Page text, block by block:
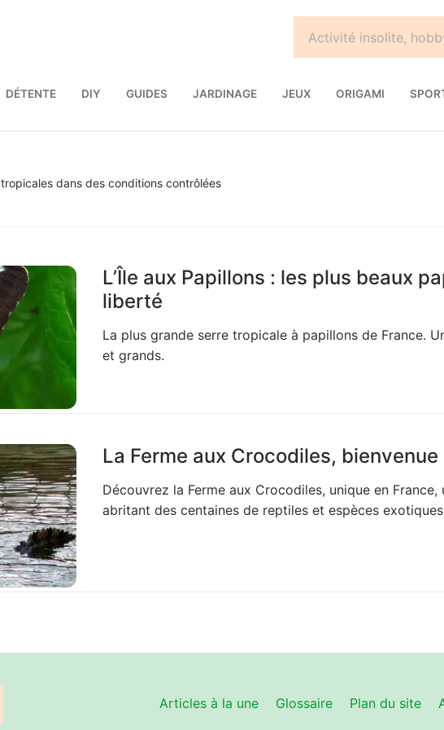
DÉTENTE DIY GUIDES JARDINAGE JEUX ORIGAMI
dans des conditions contrôlées
L’Île aux Papillons : les plus beaux
liberté
La plus grande serre tropicale à papillons de France.
et grands.
La Ferme aux Crocodiles,
Découvrez la Ferme aux Crocodiles, unique en
abritant des centaines de reptiles et espèces
Articles à la une Glossaire Plan du site